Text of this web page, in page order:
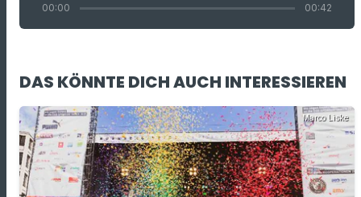
00:00 00:42
DAS KÖNNTE DICH AUCH INTERESSIEREN
Marco Liske